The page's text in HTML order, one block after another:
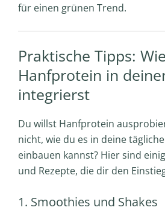
für einen grünen Trend.
Praktische Tipps:
Hanfprotein in
integrierst
Du willst Hanfprotein
nicht, wie du es in deine
einbauen kannst? Hier sind
und Rezepte, die dir den
1. Smoothies und Shakes